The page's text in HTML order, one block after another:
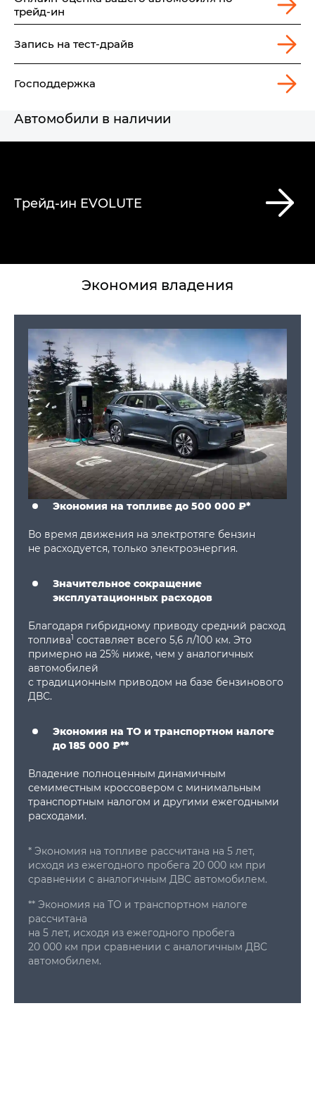
трейд-ин
Запись на тест-драйв
Господдержка
Автомобили в наличии
Трейд-ин EVOLUTE
Экономия владения
Экономия на топливе до 500 000 ₽*
Во время движения на электротяге бензин
не расходуется, только электроэнергия.
Значительное сокращение
эксплуатационных расходов
Благодаря гибридному приводу средний расход
топлива1 составляет всего 5,6 л/100 км. Это
примерно на 25% ниже, чем у аналогичных
автомобилей
с традиционным приводом на базе бензинового
ДВС.
Экономия на ТО и транспортном налоге
до 185 000 ₽**
Владение полноценным динамичным
семиместным кроссовером с минимальным
транспортным налогом и другими ежегодными
расходами.
* Экономия на топливе рассчитана на 5 лет,
исходя из ежегодного пробега 20 000 км при
сравнении с аналогичным ДВС автомобилем.
** Экономия на ТО и транспортном налоге
рассчитана
на 5 лет, исходя из ежегодного пробега
20 000 км при сравнении с аналогичным ДВС
автомобилем.